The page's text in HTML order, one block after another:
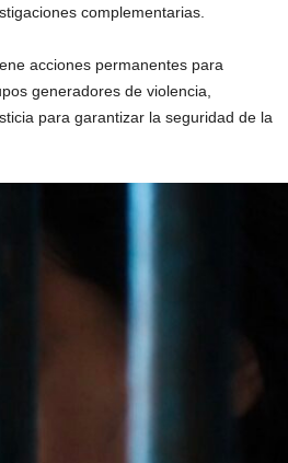
complementarias.
acciones permanentes para
generadores de violencia,
para garantizar la seguridad de la